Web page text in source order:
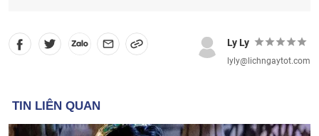
Ly Ly
lyly@lichngaytot.com